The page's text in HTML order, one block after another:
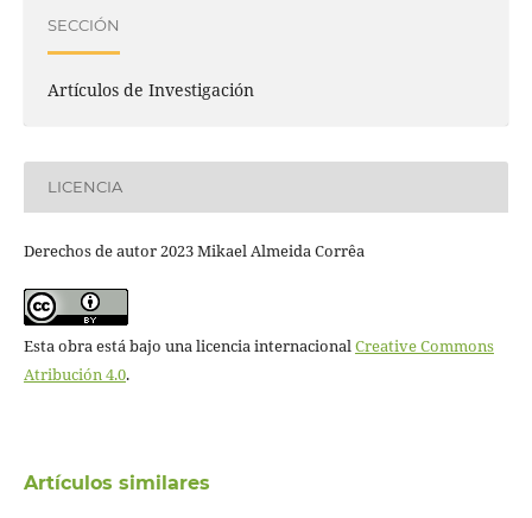
SECCIÓN
Artículos de Investigación
LICENCIA
Derechos de autor 2023 Mikael Almeida Corrêa
Esta obra está bajo una licencia internacionalCreative Commons
Atribución 4.0.
Artículos similares